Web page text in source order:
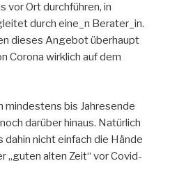
vor Ort durchführen, in
durch eine_n Berater_in.
dieses Angebot überhaupt
Corona wirklich auf dem
mindestens bis Jahresende
darüber hinaus. Natürlich
dahin nicht einfach die Hände
„guten alten Zeit“ vor Covid-